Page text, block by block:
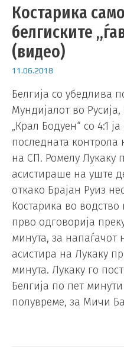
Костарика
белгиските
(видео)
11.06.2018
Белгија со убедлива
Мундијалот во
„Крал Бодуен“ со 4:1
последната контрола
на СП. Ромелу Лукаку
асистираше на уште
откако Брајан Руиз
Костарика во водство
прво одговорија
минута, за
асистира на Лукаку
минута. Лукаку го
Белгија по пет
полувреме, за Мичи